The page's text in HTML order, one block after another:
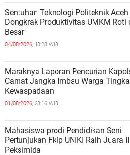
Sentuhan Teknologi Politeknik Aceh
Dongkrak Produktivitas UMKM Roti
Besar
04/08/2026, 13:28 WIB
Maraknya Laporan Pencurian
Camat Jangka Imbau Warga
Kewaspadaan
01/08/2026, 23:16 WIB
Mahasiswa prodi Pendidikan Seni
Pertunjukan Fkip UNIKI Raih Juara III
Peksimida